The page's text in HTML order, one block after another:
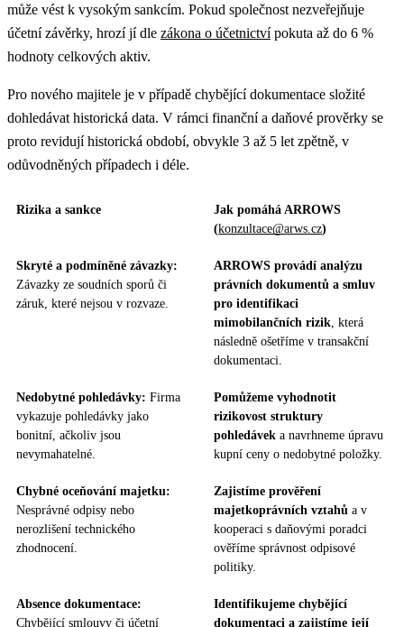
může vést k vysokým sankcím. Pokud společnost nezveřejňuje
účetní závěrky, hrozí jí dle zákona o účetnictvípokuta až do 6 %
hodnoty celkových aktiv.
Pro nového majitele je v případě chybějící dokumentace složité
dohledávat historická data. V rámci finanční a daňové prověrky se
proto revidují historická období, obvykle 3 až 5 let zpětně, v
odůvodněných případech i déle.
Rizika a sankce
Jak pomáhá ARROWS
(konzultace@arws.cz)
Skryté a podmíněné závazky:
Závazky ze soudních sporů či
záruk, které nejsou v rozvaze.
ARROWS provádí analýzu
právních dokumentů a smluv
pro identifikaci
mimobilančních rizik , která
následně ošetříme v transakční
dokumentaci.
Nedobytné pohledávky: Firma
vykazuje pohledávky jako
bonitní, ačkoliv jsou
nevymahatelné.
Pomůžeme vyhodnotit
rizikovost struktury
pohledávek a navrhneme úpravu
kupní ceny o nedobytné položky.
Chybné oceňování majetku:
Nesprávné odpisy nebo
nerozlišení technického
zhodnocení.
Zajistíme prověření
majetkoprávních vztahů a v
kooperaci s daňovými poradci
ověříme správnost odpisové
politiky.
Absence dokumentace:
Chybějící smlouvy či účetní
Identifikujeme chybějící
dokumentaci a zajistíme její